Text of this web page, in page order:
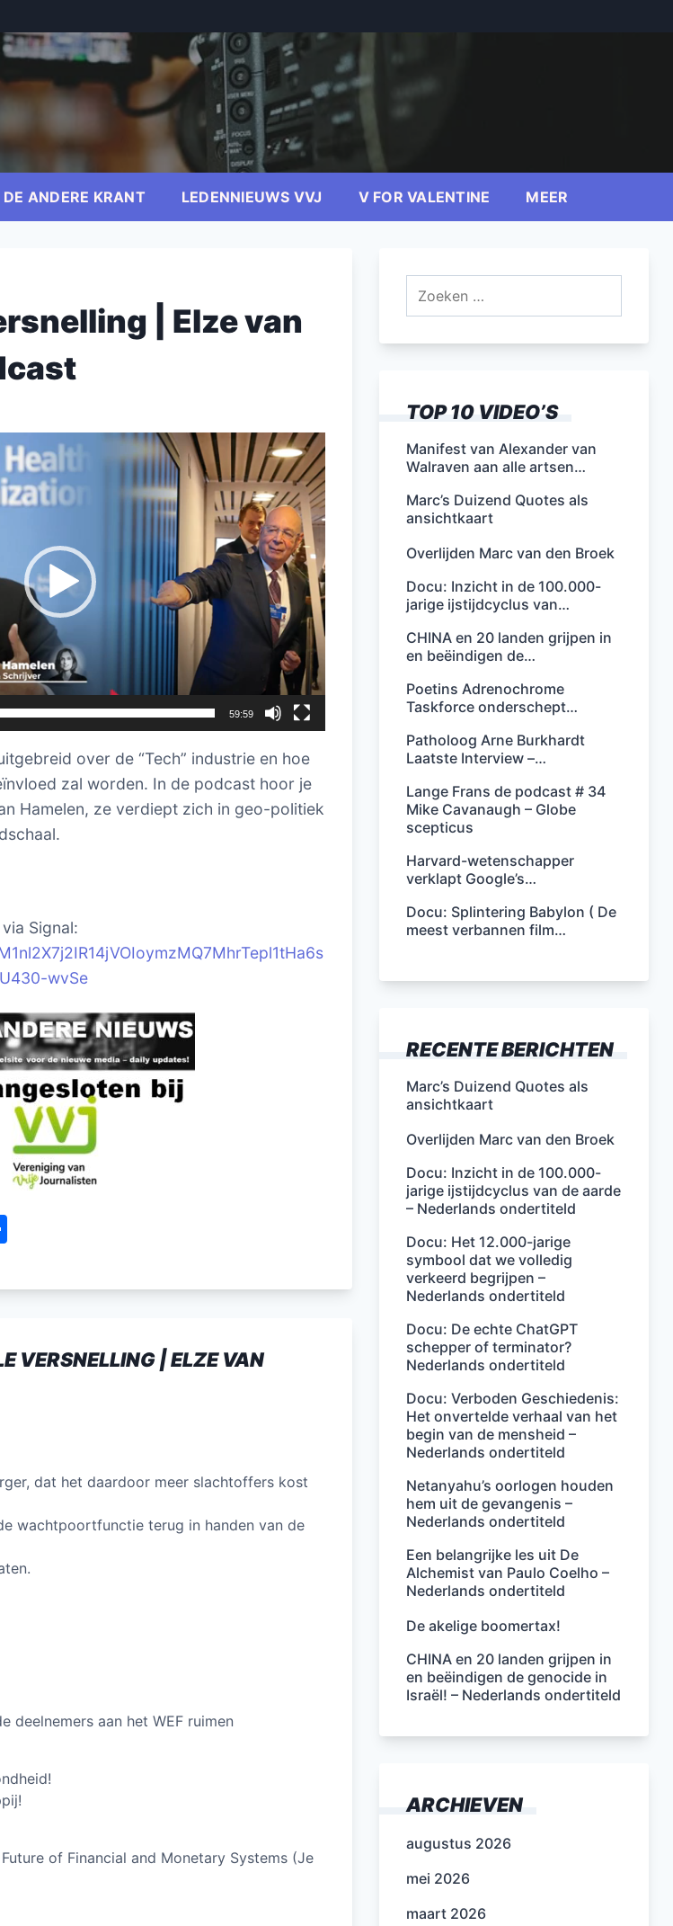
DE ANDERE KRANT LEDENNIEUWS VVJ V FOR VALENTINE MEER
| Elze van
59:59
over de “Tech” industrie en hoe
zal worden. In de podcast hoor je
Hamelen, ze verdiept zich in geo-politiek
Signal:
wvSe
e
VERSNELLING | ELZE VAN
dat het daardoor meer slachtoffers kost
wachtpoortfunctie terug in handen van de
deelnemers aan het WEF ruimen
of Financial and Monetary Systems (Je
TOP 10 VIDEO’S
Manifest van Alexander van
Walraven aan alle artsen…
Marc’s Duizend Quotes als
ansichtkaart
Overlijden Marc van den Broek
Docu: Inzicht in de 100.000-
jarige ijstijdcyclus van…
CHINA en 20 landen grijpen in
en beëindigen de…
Poetins Adrenochrome
Taskforce onderschept…
Patholoog Arne Burkhardt
Laatste Interview –…
Lange Frans de podcast # 34
Mike Cavanaugh – Globe
scepticus
Harvard-wetenschapper
verklapt Google’s…
Docu: Splintering Babylon ( De
meest verbannen film…
RECENTE BERICHTEN
Marc’s Duizend Quotes als
ansichtkaart
Overlijden Marc van den Broek
Docu: Inzicht in de 100.000-
jarige ijstijdcyclus van de aarde
– Nederlands ondertiteld
Docu: Het 12.000-jarige
symbool dat we volledig
verkeerd begrijpen –
Nederlands ondertiteld
Docu: De echte ChatGPT
schepper of terminator?
Nederlands ondertiteld
Docu: Verboden Geschiedenis:
Het onvertelde verhaal van het
begin van de mensheid –
Nederlands ondertiteld
Netanyahu’s oorlogen houden
hem uit de gevangenis –
Nederlands ondertiteld
Een belangrijke les uit De
Alchemist van Paulo Coelho –
Nederlands ondertiteld
De akelige boomertax!
CHINA en 20 landen grijpen in
en beëindigen de genocide in
Israël! – Nederlands ondertiteld
ARCHIEVEN
augustus 2026
mei 2026
maart 2026